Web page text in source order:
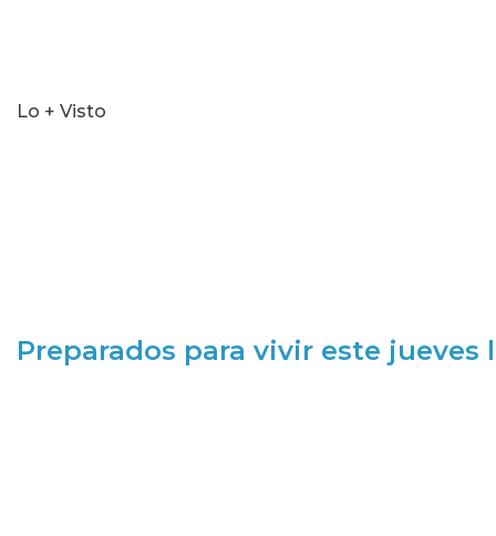
Lo + Visto
Preparados para vivir este jueves